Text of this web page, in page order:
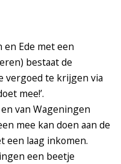
Ede met een
bestaat de
vergoed te krijgen via
mee!’.
van Wageningen
mee kan doen aan de
een laag inkomen.
een beetje